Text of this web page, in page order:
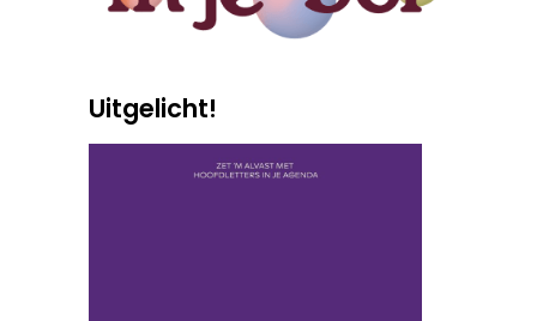
Uitgelicht!